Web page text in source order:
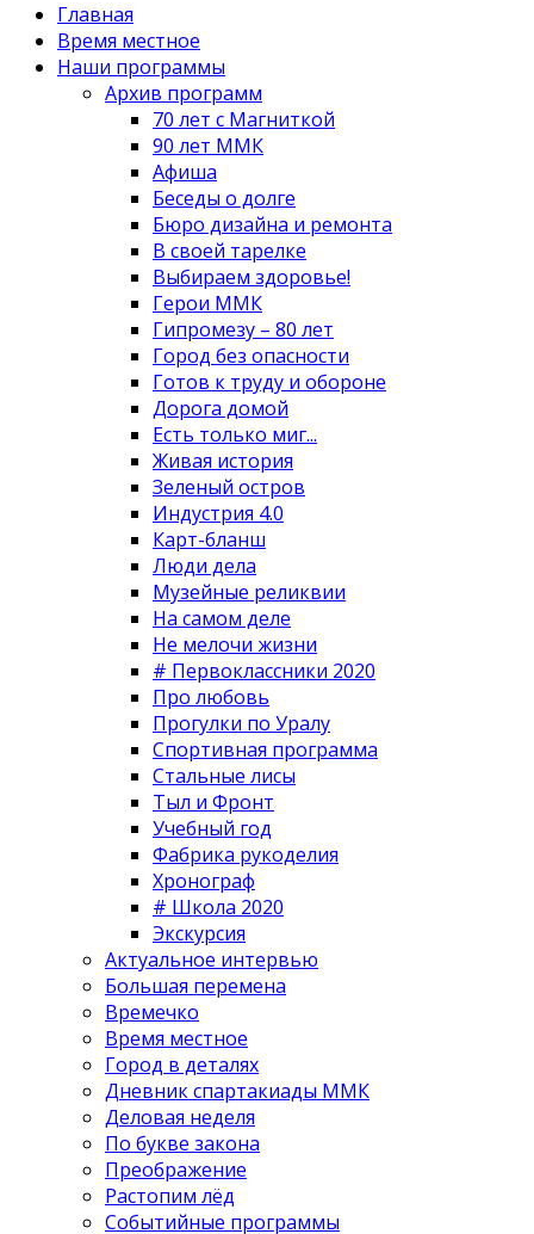
Главная
Время местное
Наши программы
Архив программ
70 лет с Магниткой
90 лет ММК
Афиша
Беседы о долге
Бюро дизайна и ремонта
В своей тарелке
Выбираем здоровье!
Герои ММК
Гипромезу – 80 лет
Город без опасности
Готов к труду и обороне
Дорога домой
Есть только миг...
Живая история
Зеленый остров
Индустрия 4.0
Карт-бланш
Люди дела
Музейные реликвии
На самом деле
Не мелочи жизни
# Первоклассники 2020
Про любовь
Прогулки по Уралу
Спортивная программа
Стальные лисы
Тыл и Фронт
Учебный год
Фабрика рукоделия
Хронограф
# Школа 2020
Экскурсия
Актуальное интервью
Большая перемена
Времечко
Время местное
Город в деталях
Дневник спартакиады ММК
Деловая неделя
По букве закона
Преображение
Растопим лёд
Событийные программы